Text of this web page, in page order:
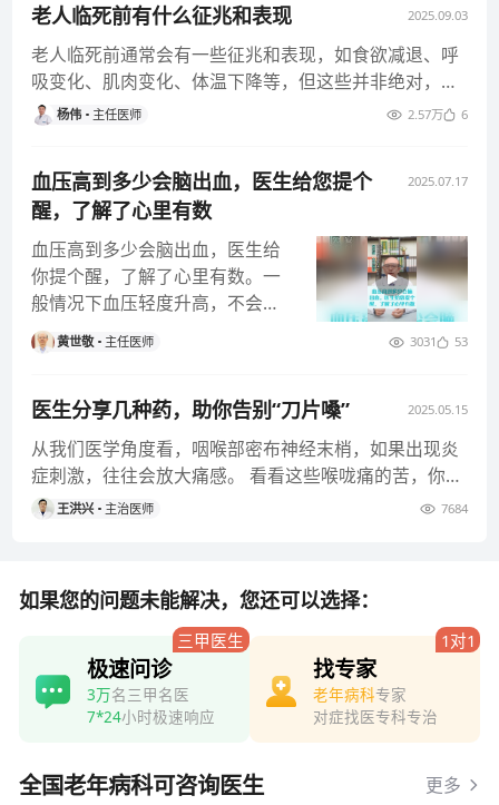
老人临死前有什么征兆和表现 2025.09.03
老人临死前通常会有一些征兆和表现，如食欲减退、呼
吸变化、肌肉变化、体温下降等，但这些并非绝对，且
因人而异，出现后建议积极
杨伟 主任医师 2.57万 6
血压高到多少会脑出血，医生给您提个
醒，了解了心里有数
2025.07.17
血压高到多少会脑出血，医生给
你提个醒，了解了心里有数。一
般情况下血压轻度升高，不会引
起血管破裂，但是如果血压达到
重度高血
黄世敬 主任医师 3031 53
医生分享几种药，助你告别“刀片嗓” 2025.05.15
从我们医学角度看，咽喉部密布神经末梢，如果出现炎
症刺激，往往会放大痛感。 看看这些喉咙痛的苦，你是
否也吃过？ 😢 如“
王洪兴 主治医师 7684
如果您的问题未能解决，您还可以选择：
三甲医生
极速问诊
3万名三甲名医
7*24小时极速响应
1对1
找专家
老年病科专家
对症找医专科专治
全国老年病科可咨询医生 更多